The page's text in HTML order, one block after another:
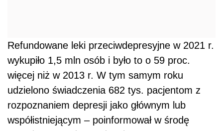
Refundowane leki przeciwdepresyjne w 2021 r.
wykupiło 1,5 mln osób i było to o 59 proc.
więcej niż w 2013 r. W tym samym roku
udzielono świadczenia 682 tys. pacjentom z
rozpoznaniem depresji jako głównym lub
współistniejącym – poinformował w środę